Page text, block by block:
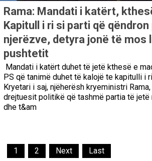
Rama: Mandati i katërt,
Kapitull i ri si parti që qëndron
njerëzve, detyra jonë të mos
pushtetit
Mandati i katërt duhet të jetë kthesë e
PS që tanimë duhet të kalojë te kapitulli i
Kryetari i saj, njëherësh kryeministri
drejtuesit politikë që tashmë partia të jetë
dhe t&am
1 2 Next Last